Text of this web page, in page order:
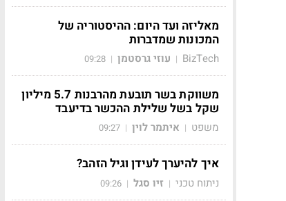
מאליזה ועד היום: ההיסטוריה של
המכונות שמדברות
BizTech
| עוזי גרסטמן |
09:28
משווקת בשר תובעת מהרבנות 5.7 מיליון
שקל בשל שלילת ההכשר בדיעבד
משפט | איתמר לוין |
09:27
איך להיערך לעידן וגיל הזהב?
ניתוח טכני | זיו סגל |
09:26